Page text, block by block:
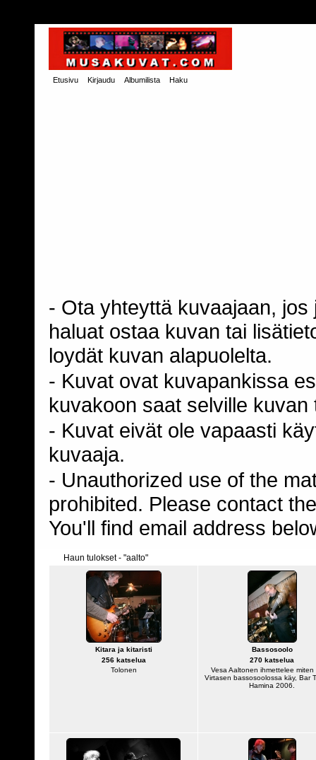
Etusivu Kirjaudu Albumilista Haku
- Ota yhteyttä kuvaajaan,
haluat ostaa kuvan tai
loydät kuvan alapuolelta.
- Kuvat ovat kuvapankissa
kuvakoon saat selville
- Kuvat eivät ole vapaasti
kuvaaja.
- Unauthorized use of the
prohibited. Please contact
You'll find email address
Haun tulokset - "aalto"
Kitara ja kitaristi
256 katselua
Tolonen
Bassosoolo
270 katselua
Vesa Aaltonen ihmettelee miten
Virtasen bassosoolossa käy, Bar
Hamina 2006.